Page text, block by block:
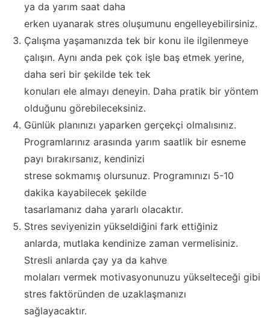
ya da yarım saat daha
erken uyanarak stres oluşumunu engelleyebilirsiniz.
Çalışma yaşamanızda tek bir konu ile ilgilenmeye
çalışın. Aynı anda pek çok işle baş etmek yerine,
daha seri bir şekilde tek tek
konuları ele almayı deneyin. Daha pratik bir yöntem
olduğunu görebileceksiniz.
Günlük planınızı yaparken gerçekçi olmalısınız.
Programlarınız arasında yarım saatlik bir esneme
payı bırakırsanız, kendinizi
strese sokmamış olursunuz. Programınızı 5-10
dakika kayabilecek şekilde
tasarlamanız daha yararlı olacaktır.
Stres seviyenizin yükseldiğini fark ettiğiniz
anlarda, mutlaka kendinize zaman vermelisiniz.
Stresli anlarda çay ya da kahve
molaları vermek motivasyonunuzu yükselteceği gibi
stres faktöründen de uzaklaşmanızı
sağlayacaktır.